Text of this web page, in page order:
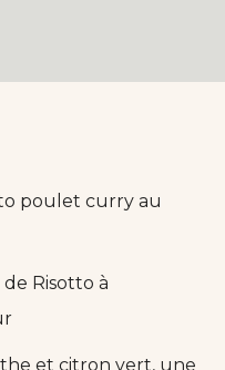
poulet curry au
Risotto à
et citron vert, une